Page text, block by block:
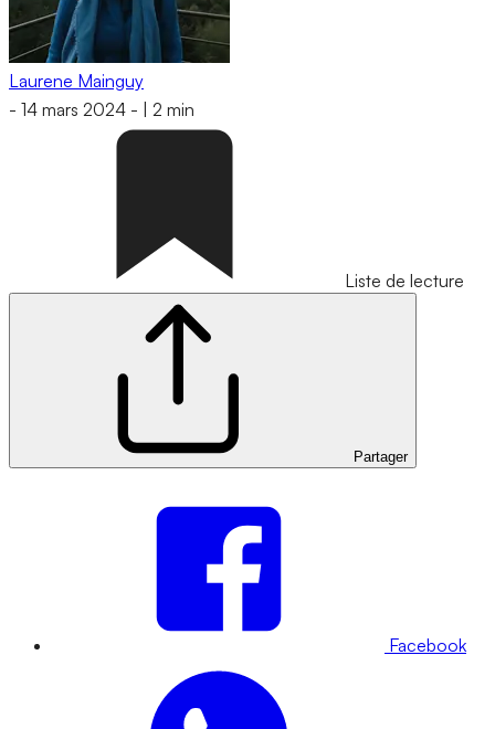
Laurene Mainguy
- 14 mars 2024 - 2 min
Liste de lecture
Partager
Facebook